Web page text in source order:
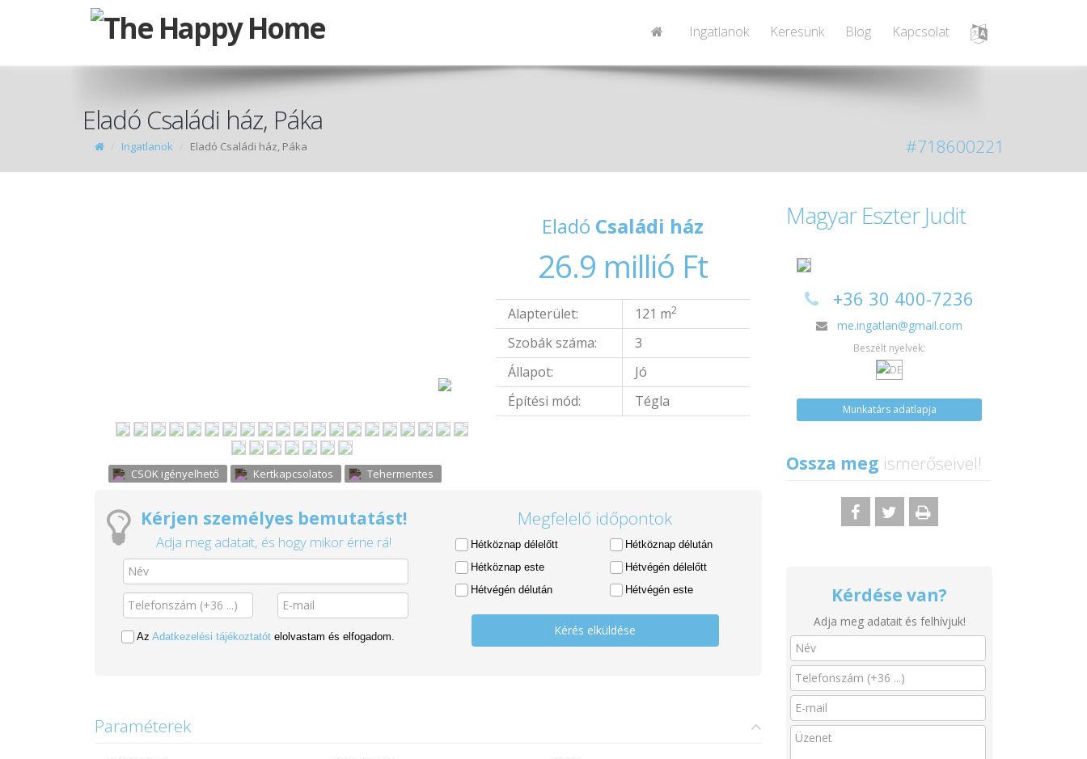
Ingatlanok Keresünk Blog Kapcsolat
Eladó Családi ház, Páka
Ingatlanok Eladó Családi ház, Páka #718600221
Eladó Családi ház
26.9 millió Ft
Alapterület: 121 m2
Szobák száma:
3
Állapot:
Jó
Építési mód:
Tégla
CSOK igényelhető Kertkapcsolatos Tehermentes
Kérjen személyes bemutatást!
Adja meg adatait, és hogy mikor érne rá!
Az Adatkezelési tájékoztatót elolvastam és elfogadom.
Megfelelő időpontok
Hétköznap délelőtt
Hétköznap délután
Hétköznap este
Hétvégén délelőtt
Hétvégén délután
Hétvégén este
Kérés elküldése
Paraméterek
Magyar Eszter Judit
+36 30 400-7236
me.ingatlan@gmail.com
Beszélt nyelvek:
Munkatárs adatlapja
Ossza meg ismerőseivel!
Kérdése van?
Adja meg adatait és felhívjuk!